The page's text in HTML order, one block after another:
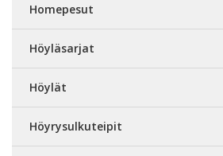
Homepesut
Höyläsarjat
Höylät
Höyrysulkuteipit